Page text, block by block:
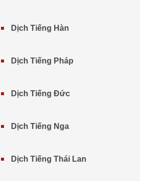
Dịch Tiếng Hàn
Dịch Tiếng Pháp
Dịch Tiếng Đức
Dịch Tiếng Nga
Dịch Tiếng Thái Lan